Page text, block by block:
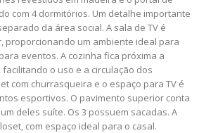
com 4 dormitórios. Um detalhe importante
da área social. A sala de TV é
proporcionando um ambiente ideal para
eventos. A cozinha fica próxima a
o uso e a circulação dos
com churrasqueira e o espaço para TV é
esportivos. O pavimento superior conta
deles suíte. Os 3 possuem sacadas. A
com espaço ideal para o casal.